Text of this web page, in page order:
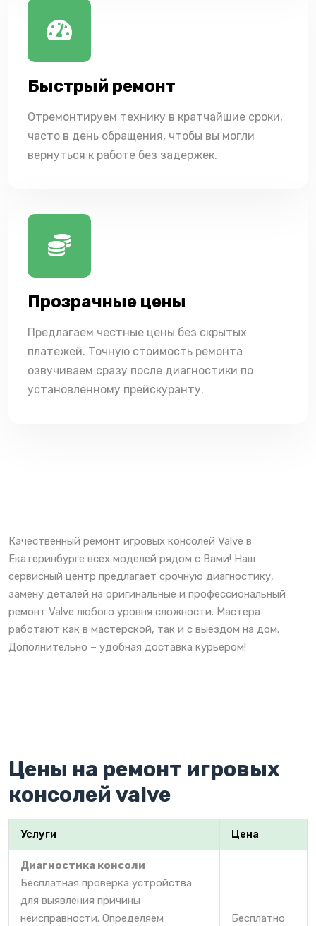
Быстрый ремонт
Отремонтируем технику в кратчайшие сроки,
часто в день обращения, чтобы вы могли
вернуться к работе без задержек.
Прозрачные цены
Предлагаем честные цены без скрытых
платежей. Точную стоимость ремонта
озвучиваем сразу после диагностики по
установленному прейскуранту.
Качественный ремонт игровых консолей Valve в
Екатеринбурге всех моделей рядом с Вами! Наш
сервисный центр предлагает срочную диагностику,
замену деталей на оригинальные и профессиональный
ремонт Valve любого уровня сложности. Мастера
работают как в мастерской, так и с выездом на дом.
Дополнительно – удобная доставка курьером!
Цены на ремонт игровых
консолей valve
Услуги Цена
Диагностика консоли
Бесплатная проверка устройства
для выявления причины
неисправности. Определяем
Бесплатно